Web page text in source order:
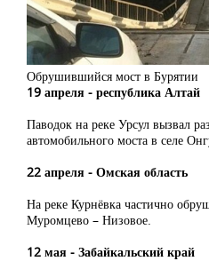
Обрушившийся мост в Бурятии
19 апреля ‒ республика Алтай
Паводок на реке Урсул вызвал
автомобильного моста в селе
22 апреля ‒ Омская область
На реке Курнёвка частично
Муромцево – Низовое.
12 мая ‒ Забайкальский край